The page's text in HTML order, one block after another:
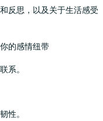
反思，以及关于生活感受
的感情纽带
系。
性。